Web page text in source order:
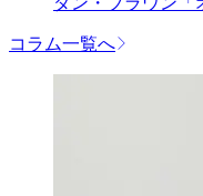
コラム一覧へ